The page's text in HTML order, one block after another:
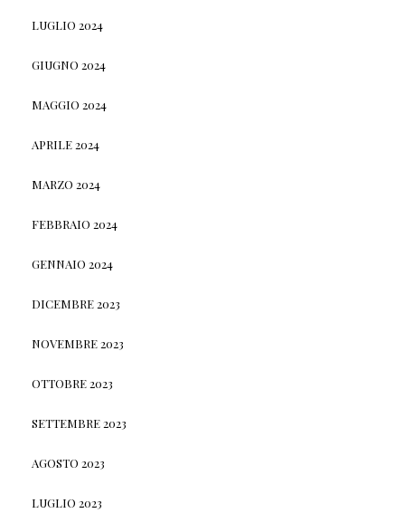
LUGLIO 2024
GIUGNO 2024
MAGGIO 2024
APRILE 2024
MARZO 2024
FEBBRAIO 2024
GENNAIO 2024
DICEMBRE 2023
NOVEMBRE 2023
OTTOBRE 2023
SETTEMBRE 2023
AGOSTO 2023
LUGLIO 2023